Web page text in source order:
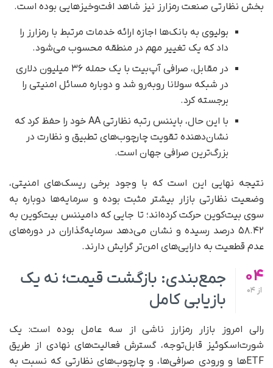
بخش نظارتی صنعت رمزارز نیز شاهد افت‌وخیزهایی بوده است.
بولیوی به بانک‌ها اجازه ارائه خدمات مرتبط با رمزارز را
داد که یک تغییر مهم در منطقه محسوب می‌شود.
در مقابل، صرافی آپ‌بیت با یک حمله ۳۶ میلیون دلاری
در شبکه سولانا روبه‌رو شد و دوباره مسائل امنیتی را
برجسته کرد.
با این حال، بایننس رتبه نظارتی AA خود را حفظ کرد که
نشان‌دهنده تقویت چارچوب‌های تطبیق و نظارت در
بزرگ‌ترین صرافی جهان است.
نتیجه نهایی این است که با وجود برخی ریسک‌های امنیتی،
وضعیت نظارتی بازار بیشتر مثبت بوده و سرمایه‌ها دوباره به
سوی بیت‌کوین حرکت کرده‌اند؛ تا جایی که دامیننس بیت‌کوین به
۵۸.۴۲ درصد رسیده و نشان می‌دهد سرمایه‌گذاران در دوره‌های
عدم قطعیت به دارایی‌های امن‌تر گرایش دارند.
04
از
جمع‌بندی: بازگشت قیمت؛ نه یک
بازیابی کامل
رالی امروز بازار رمزارز ناشی از سه عامل بوده است: یک
شورت‌اسکوئیز قابل‌توجه، گسترش فعالیت‌های نهادی از طریق
ETFها و ورودی صرافی‌ها، و چارچوب‌های نظارتی که نسبت به